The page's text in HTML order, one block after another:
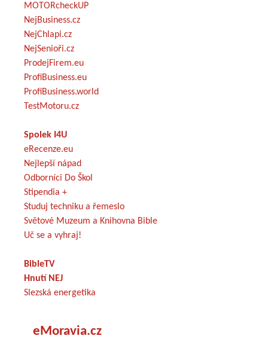
MOTORcheckUP
NejBusiness.cz
NejChlapi.cz
NejSenioři.cz
ProdejFirem.eu
ProfiBusiness.eu
ProfiBusiness.world
TestMotoru.cz
Spolek I4U
eRecenze.eu
Nejlepší nápad
Odborníci Do Škol
Stipendia +
Studuj techniku a řemeslo
Světové Muzeum a Knihovna Bible
Uč se a vyhraj!
BibleTV
Hnutí NEJ
Slezská energetika
eMoravia.cz